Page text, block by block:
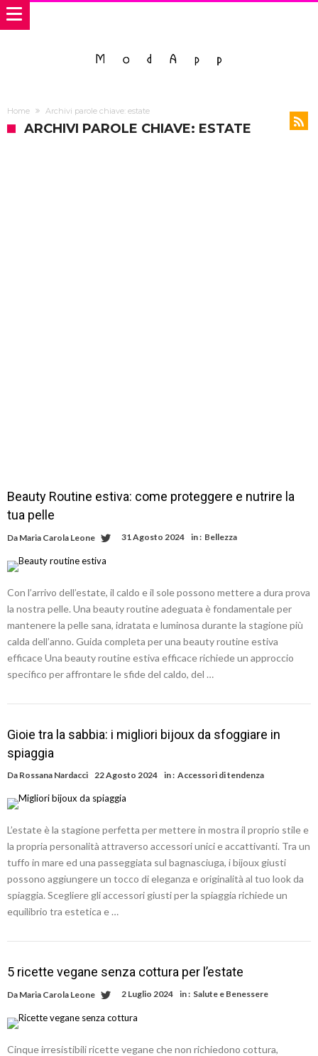
Home Archivi parole chiave: estate
ARCHIVI PAROLE CHIAVE: ESTATE
Beauty Routine estiva: come proteggere e nutrire la
tua pelle
Da Maria Carola Leone 31 Agosto 2024 in : Bellezza
Con l’arrivo dell’estate, il caldo e il sole possono mettere a dura prova
la nostra pelle. Una beauty routine adeguata è fondamentale per
mantenere la pelle sana, idratata e luminosa durante la stagione più
calda dell’anno. Guida completa per una beauty routine estiva
efficace Una beauty routine estiva efficace richiede un approccio
specifico per affrontare le sfide del caldo, del …
Gioie tra la sabbia: i migliori bijoux da sfoggiare in
spiaggia
Da Rossana Nardacci 22 Agosto 2024 in : Accessori di tendenza
L’estate è la stagione perfetta per mettere in mostra il proprio stile e
la propria personalità attraverso accessori unici e accattivanti. Tra un
tuffo in mare ed una passeggiata sul bagnasciuga, i bijoux giusti
possono aggiungere un tocco di eleganza e originalità al tuo look da
spiaggia. Scegliere gli accessori giusti per la spiaggia richiede un
equilibrio tra estetica e …
5 ricette vegane senza cottura per l’estate
Da Maria Carola Leone 2 Luglio 2024 in : Salute e Benessere
Cinque irresistibili ricette vegane che non richiedono cottura,